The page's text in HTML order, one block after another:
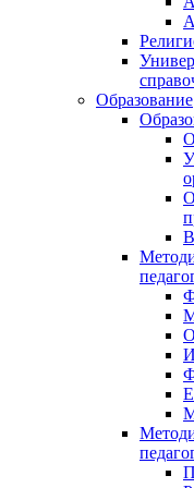
Образование